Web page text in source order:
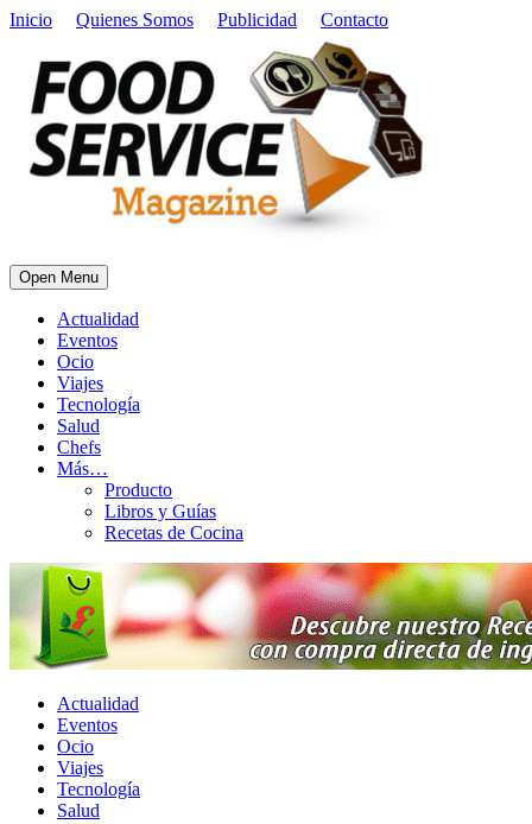
Inicio Quienes Somos Publicidad Contacto
Open Menu
Actualidad
Eventos
Ocio
Viajes
Tecnología
Salud
Chefs
Más…
Producto
Libros y Guías
Recetas de Cocina
Actualidad
Eventos
Ocio
Viajes
Tecnología
Salud